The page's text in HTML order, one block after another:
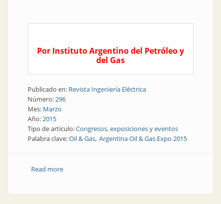
Por Instituto Argentino del Petróleo y
del Gas
Publicado en: Revista Ingeniería Eléctrica
Número:296
Mes: Marzo
Año:2015
Tipo de artículo:Congresos, exposiciones y eventos
Palabra clave:Oil & Gas Argentina Oil & Gas Expo 2015
Read moreabout Congresos y exposiciones | En octubre,